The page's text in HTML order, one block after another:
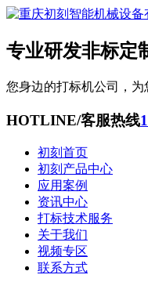
专业研发非标定
您身边的打标机公司，为
HOTLINE/客服热线
初刻首页
初刻产品中心
应用案例
资讯中心
打标技术服务
关于我们
视频专区
联系方式